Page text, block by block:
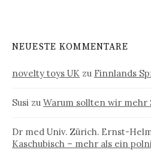
NEUESTE KOMMENTARE
novelty toys UK zu Finnlands
Susi zu Warum sollten wir mehr
Dr med Univ. Zürich. Ernst-
Kaschubisch – mehr als ein